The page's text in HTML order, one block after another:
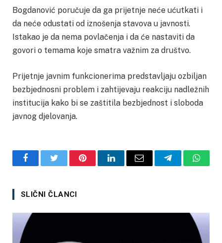
Bogdanović poručuje da ga prijetnje neće ućutkati i
da neće odustati od iznošenja stavova u javnosti.
Istakao je da nema povlačenja i da će nastaviti da
govori o temama koje smatra važnim za društvo.
Prijetnje javnim funkcionerima predstavljaju ozbiljan
bezbjednosni problem i zahtijevaju reakciju nadležnih
institucija kako bi se zaštitila bezbjednost i sloboda
javnog djelovanja.
FacebookTwitter PinterestLinkedInEmail Telegram
SLIČNI ČLANCI